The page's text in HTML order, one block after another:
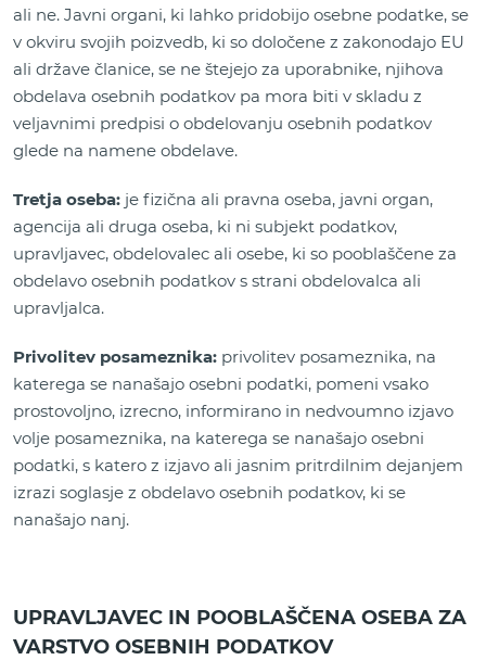
ali ne. Javni organi, ki lahko pridobijo osebne podatke, se
v okviru svojih poizvedb, ki so določene z zakonodajo EU
ali države članice, se ne štejejo za uporabnike, njihova
obdelava osebnih podatkov pa mora biti v skladu z
veljavnimi predpisi o obdelovanju osebnih podatkov
glede na namene obdelave.
Tretja oseba: je fizična ali pravna oseba, javni organ,
agencija ali druga oseba, ki ni subjekt podatkov,
upravljavec, obdelovalec ali osebe, ki so pooblaščene za
obdelavo osebnih podatkov s strani obdelovalca ali
upravljalca.
Privolitev posameznika: privolitev posameznika, na
katerega se nanašajo osebni podatki, pomeni vsako
prostovoljno, izrecno, informirano in nedvoumno izjavo
volje posameznika, na katerega se nanašajo osebni
podatki, s katero z izjavo ali jasnim pritrdilnim dejanjem
izrazi soglasje z obdelavo osebnih podatkov, ki se
nanašajo nanj.
UPRAVLJAVEC IN POOBLAŠČENA OSEBA ZA
VARSTVO OSEBNIH PODATKOV